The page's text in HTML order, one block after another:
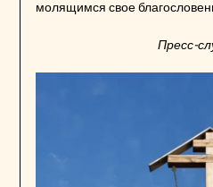
молящимся свое
Пресс-